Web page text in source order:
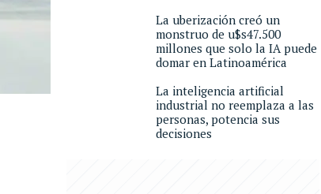
La uberización creó un
monstruo de u$s47.500
millones que solo la IA puede
domar en Latinoamérica
La inteligencia artificial
industrial no reemplaza a las
personas, potencia sus
decisiones